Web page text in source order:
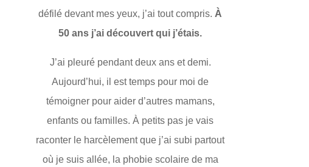
défilé devant mes yeux, j’ai tout compris. À
50 ans j’ai découvert qui j’étais.
J’ai pleuré pendant deux ans et demi.
Aujourd’hui, il est temps pour moi de
témoigner pour aider d’autres mamans,
enfants ou familles. À petits pas je vais
raconter le harcèlement que j’ai subi partout
où je suis allée, la phobie scolaire de ma